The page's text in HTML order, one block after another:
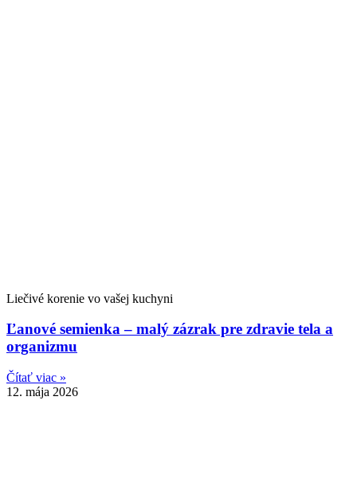
Liečivé korenie vo vašej kuchyni
Ľanové semienka – malý zázrak pre zdravie tela a
organizmu
Čítať viac »
12. mája 2026